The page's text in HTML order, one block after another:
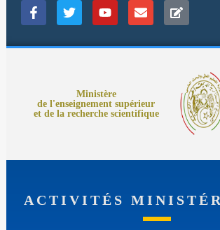
Ministère
de l'enseignement supérieur
et de la recherche scientifique
ACTIVITÉS